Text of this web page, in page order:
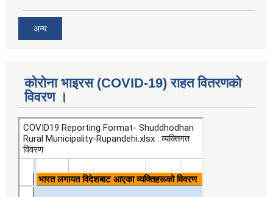
अन्य
कोरोना भाइरस (COVID-19) राहत वितरणको
विवरण ।